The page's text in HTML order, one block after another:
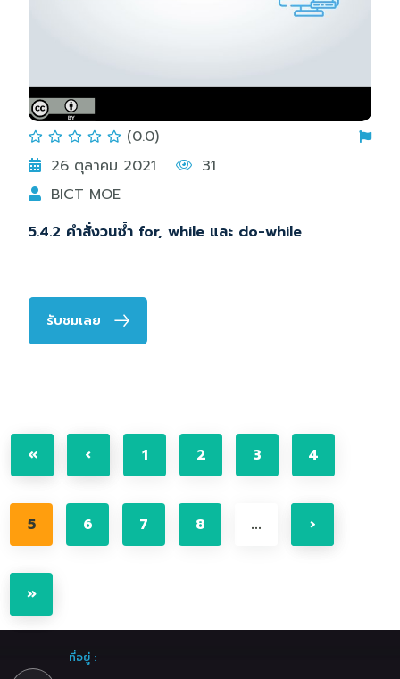
(0.0)
26 ตุลาคม 2021
31
BICT MOE
5.4.2 คำสั่งวนซ้ำ for, while และ do-while
รับชมเลย
« ‹ 1 2 3 4
5 6 7 8 ... ›
»
ที่อยู่ :